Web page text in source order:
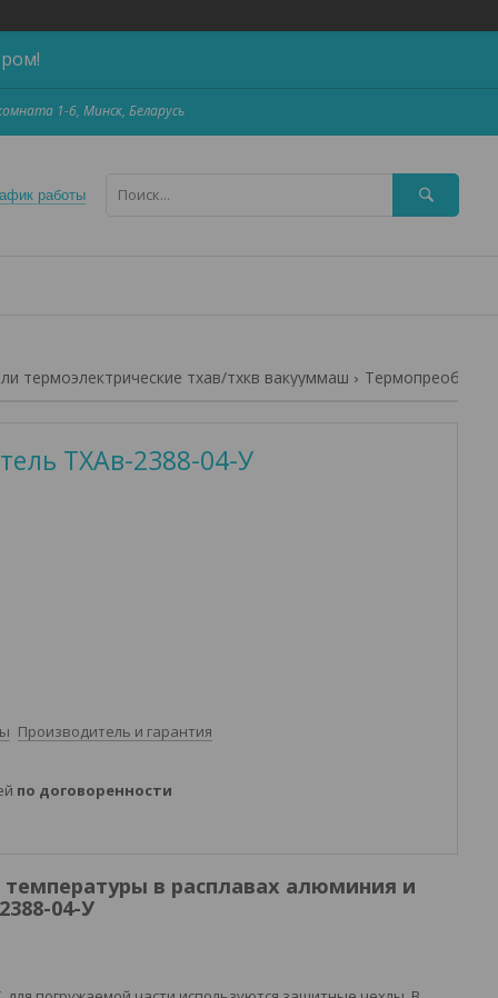
1-6, Минск, Беларусь
работы
термоэлектрические тхав/тхкв вакууммаш
ТХАв-2388-04-У
Производитель и гарантия
по договоренности
в расплавах алюминия и
04-У